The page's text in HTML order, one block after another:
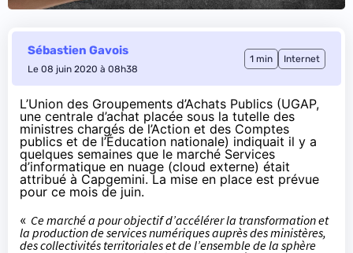
Sébastien Gavois
Le 08 juin 2020 à 08h38
1 min Internet
L’Union des Groupements d’Achats Publics (UGAP,
une centrale d’achat placée sous la tutelle des
ministres chargés de l’Action et des Comptes
publics et de l’Éducation nationale) indiquait il y a
quelques semaines que le marché Services
d’informatique en nuage (cloud externe) était
attribué à Capgemini. La mise en place est prévue
pour ce mois de juin.
« Ce marché a pour objectif d’accélérer la transformation et
la production de services numériques auprès des ministères,
des collectivités territoriales et de l’ensemble de la sphère